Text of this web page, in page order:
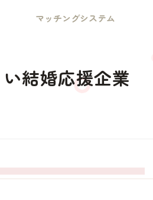
マッチングシステム
結婚応援企業